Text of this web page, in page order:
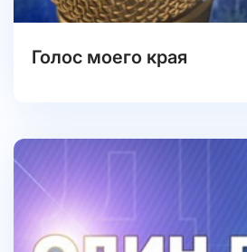
Голос моего края